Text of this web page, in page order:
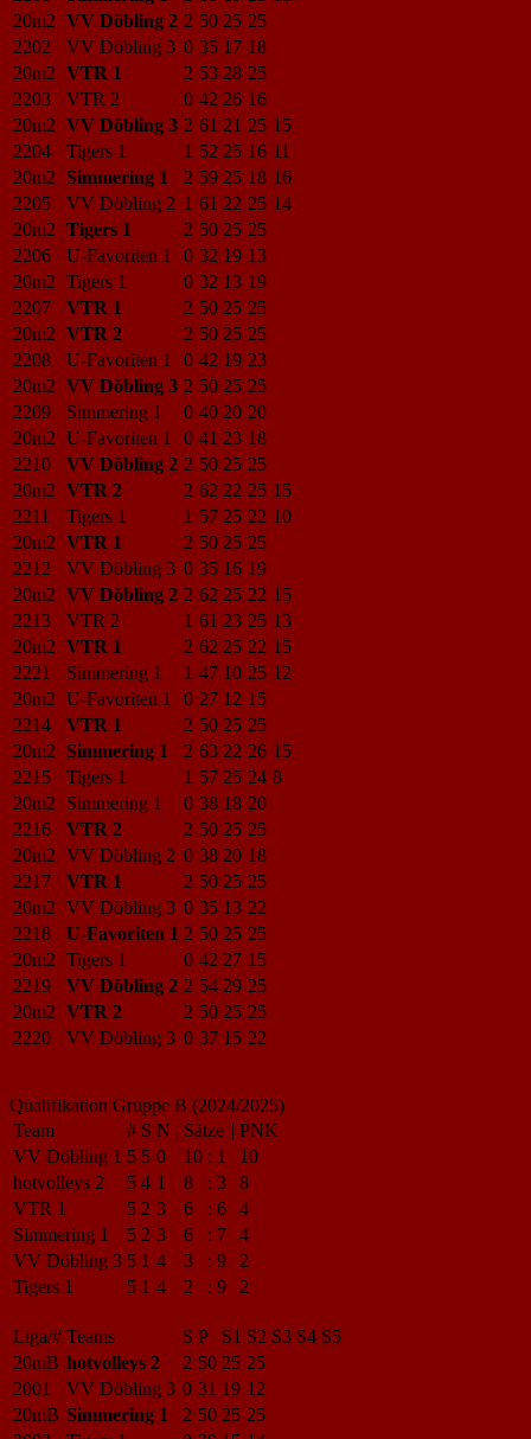
20m2 VV Döbling 2 2 50 25 25
2202
VV Döbling 3 0 35 17 18
20m2 VTR 1 2 53 28 25
2203
VTR 2 0 42 26 16
20m2 VV Döbling 3 2 61 21 25 15
2204
Tigers 1 1 52 25 16 11
20m2
Simmering 1 2 59 25 18 16
2205
VV Döbling 2 1 61 22 25 14
20m2 Tigers 1 2 50 25 25
2206
U-Favoriten 1 0 32 19 13
20m2 Tigers 1 0 32 13 19
2207
VTR 1 2 50 25 25
20m2 VTR 2 2 50 25 25
2208
U-Favoriten 1 0 42 19 23
20m2 VV Döbling 3 2 50 25 25
2209
Simmering 1 0 40 20 20
20m2 U-Favoriten 1 0 41 23 18
2210
VV Döbling 2 2 50 25 25
20m2 VTR 2 2 62 22 25 15
2211
Tigers 1 1 57 25 22 10
20m2 VTR 1 2 50 25 25
2212
VV Döbling 3 0 35 16 19
20m2 VV Döbling 2 2 62 25 22 15
2213
VTR 2 1 61 23 25 13
20m2 VTR 1 2 62 25 22 15
2221
Simmering 1 1 47 10 25 12
20m2 U-Favoriten 1 0 27 12 15
2214
VTR 1 2 50 25 25
20m2
Simmering 1 2 63 22 26 15
2215
Tigers 1 1 57 25 24 8
20m2
Simmering 1 0 38 18 20
2216
VTR 2 2 50 25 25
20m2 VV Döbling 2 0 38 20 18
2217
VTR 1 2 50 25 25
20m2 VV Döbling 3 0 35 13 22
2218
U-Favoriten 1 2 50 25 25
20m2 Tigers 1 0 42 27 15
2219
VV Döbling 2 2 54 29 25
20m2 VTR 2 2 50 25 25
2220
VV Döbling 3 0 37 15 22
Qualifikation Gruppe B (2024/2025)
Team
# S N | Sätze | PNK
VV Döbling 1 5 5 0 10 : 1
10
hotvolleys 2
5 4 1 8 : 3
8
VTR 1
5 2 3 6 : 6
4
Simmering 1
5 2 3 6 : 7
4
VV Döbling 3 5 1 4 3 : 9
2
Tigers 1
5 1 4 2 : 9 2
Liga/# Teams S P S1 S2 S3 S4 S5
20mB hotvolleys 2 2 50 25 25
2001
VV Döbling 3 0 31 19 12
20mB Simmering 1 2 50 25 25